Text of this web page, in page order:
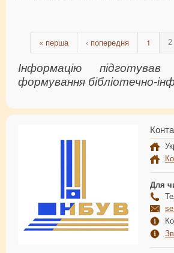
« перша ‹ попередня 1 2
Інформацію
формування бібліотечно-
Для